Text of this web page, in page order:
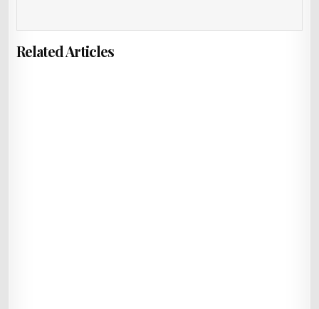
Related Articles